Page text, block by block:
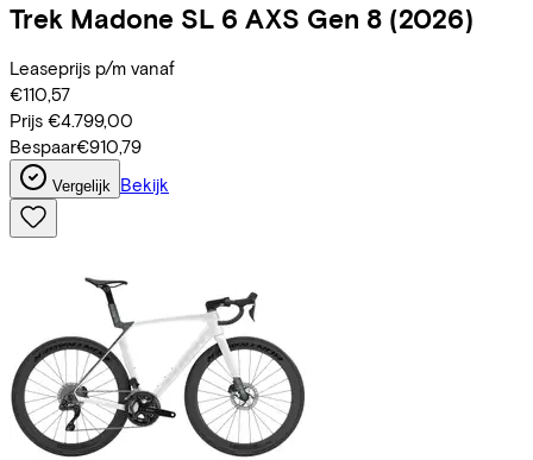
Trek Madone SL 6 AXS Gen 8 (2026)
Leaseprijs p/m vanaf
€110,57
Prijs €4.799,00
Bespaar€910,79
Vergelijk Bekijk